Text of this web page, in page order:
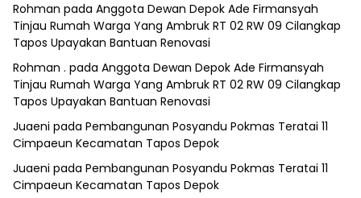
Rohman pada Anggota Dewan Depok Ade Firmansyah
Tinjau Rumah Warga Yang Ambruk RT 02 RW 09 Cilangkap
Tapos Upayakan Bantuan Renovasi
Rohman . pada Anggota Dewan Depok Ade Firmansyah
Tinjau Rumah Warga Yang Ambruk RT 02 RW 09 Cilangkap
Tapos Upayakan Bantuan Renovasi
Juaeni pada Pembangunan Posyandu Pokmas Teratai 11
Cimpaeun Kecamatan Tapos Depok
Juaeni pada Pembangunan Posyandu Pokmas Teratai 11
Cimpaeun Kecamatan Tapos Depok